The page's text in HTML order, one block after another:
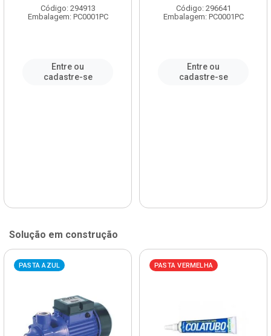
Código: 294913
Embalagem: PC0001PC
Entre ou
cadastre-se
Código: 296641
Embalagem: PC0001PC
Entre ou
cadastre-se
Solução em construção
PASTA AZUL PASTA VERMELHA